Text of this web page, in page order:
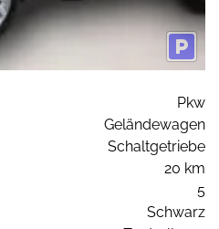
Pkw
Geländewagen
Schaltgetriebe
20 km
5
Schwarz